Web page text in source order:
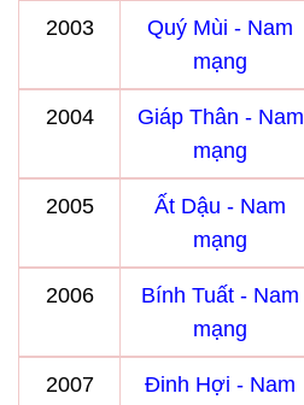
2003
Quý Mùi - Nam
mạng
2004
Giáp Thân - Nam
mạng
2005
Ất Dậu - Nam
mạng
2006
Bính Tuất - Nam
mạng
2007
Đinh Hợi - Nam